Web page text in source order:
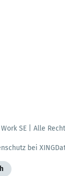
SE | Alle
bei XING